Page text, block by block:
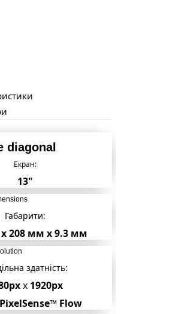
Екран:
13"
Габарити:
208 мм x 9.3 мм
здатність:
x 1920px
Flow